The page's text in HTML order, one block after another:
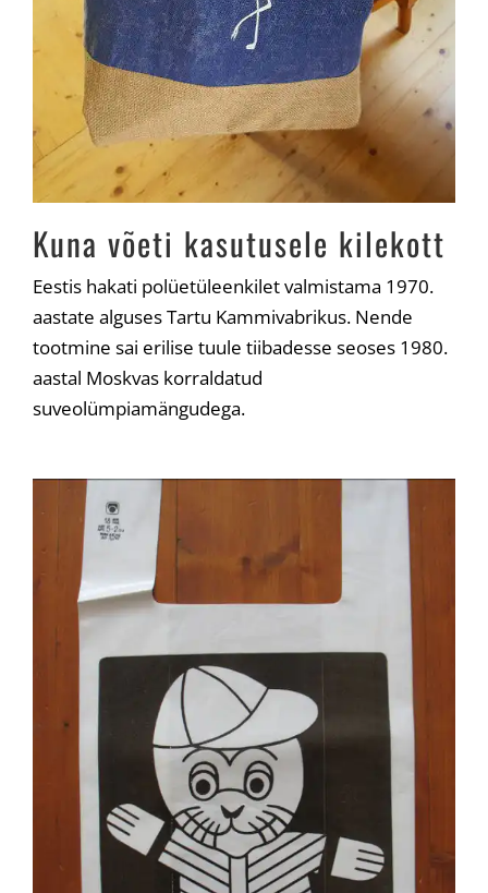
Kuna võeti kasutusele kilekott
Eestis hakati polüetüleenkilet valmistama 1970.
aastate alguses Tartu Kammivabrikus. Nende
tootmine sai erilise tuule tiibadesse seoses 1980.
aastal Moskvas korraldatud
suveolümpiamängudega.